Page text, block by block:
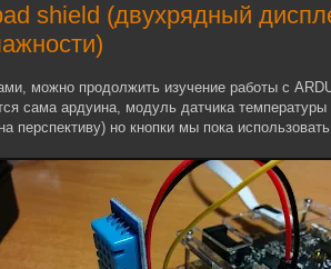
shield (двухрядный
можно продолжить изучение работы с
сама ардуина, модуль датчика
перспективу) но кнопки мы пока